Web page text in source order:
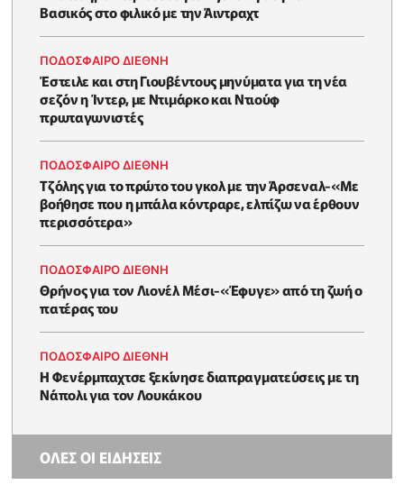
Βασικός στο φιλικό με την Άιντραχτ
ΠΟΔΟΣΦΑΙΡΟ ΔΙΕΘΝΗ
Έστειλε και στη Γιουβέντους μηνύματα για τη νέα
σεζόν η Ίντερ, με Ντιμάρκο και Ντιούφ
πρωταγωνιστές
ΠΟΔΟΣΦΑΙΡΟ ΔΙΕΘΝΗ
Τζόλης για το πρώτο του γκολ με την Άρσεναλ-«Με
βοήθησε που η μπάλα κόντραρε, ελπίζω να έρθουν
περισσότερα»
ΠΟΔΟΣΦΑΙΡΟ ΔΙΕΘΝΗ
Θρήνος για τον Λιονέλ Μέσι-«Έφυγε» από τη ζωή ο
πατέρας του
ΠΟΔΟΣΦΑΙΡΟ ΔΙΕΘΝΗ
Η Φενέρμπαχτσε ξεκίνησε διαπραγματεύσεις με τη
Νάπολι για τον Λουκάκου
ΟΛΕΣ ΟΙ ΕΙΔΗΣΕΙΣ